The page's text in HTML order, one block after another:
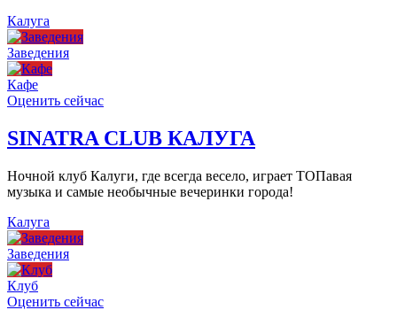
Калуга
Заведения
Кафе
Оценить сейчас
SINATRA CLUB КАЛУГА
Ночной клуб Калуги, где всегда весело, играет ТОПавая
музыка и самые необычные вечеринки города!
Калуга
Заведения
Клуб
Оценить сейчас